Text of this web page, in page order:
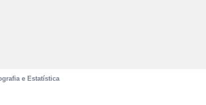
e Estatística